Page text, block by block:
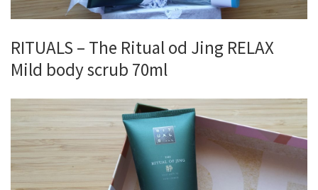
RITUALS – The Ritual od Jing RELAX
Mild body scrub 70ml